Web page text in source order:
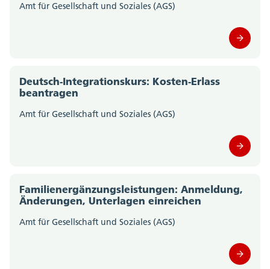
Amt für Justizvollzug (0)
Amt für Kultur und Sport (0)
Amt für Raumplanung (0)
Amt für Umwelt (0)
Amt für Gesellschaft und Soziales (AGS)
Deutsch-Integrationskurs: Kosten-Erlass
beantragen
Amt für Gesellschaft und Soziales (AGS)
Familienergänzungsleistungen: Anmeldung,
Änderungen, Unterlagen einreichen
Amt für Gesellschaft und Soziales (AGS)